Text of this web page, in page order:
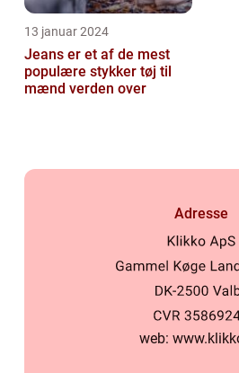
13 januar 2024
Jeans er et af de mest
populære stykker tøj til
mænd verden over
Adresse
web: